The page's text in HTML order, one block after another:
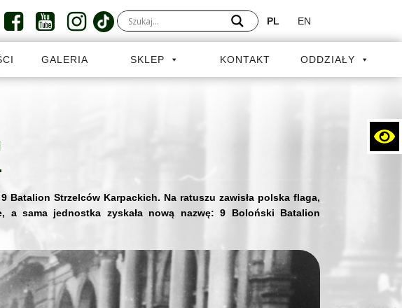
PL EN
GALERIA SKLEP KONTAKT ODDZIAŁY
Strzelców Karpackich. Na ratuszu zawisła polska flaga,
a sama jednostka zyskała nową nazwę: 9 Boloński Batalion